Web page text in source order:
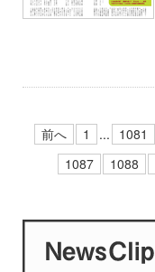
前へ 1 ... 1081
1087
1088